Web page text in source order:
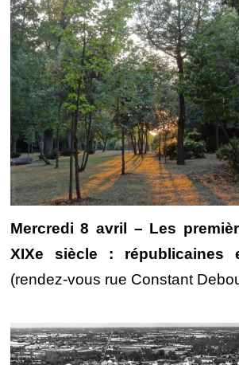
Mercredi 8 avril – Les
XIXe siècle : républicaines
(rendez-vous rue Constant